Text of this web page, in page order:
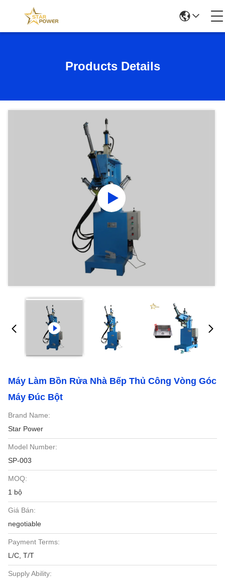
Products Details
Máy Làm Bồn Rửa Nhà Bếp Thủ Công Vòng Góc
Máy Đúc Bột
Brand Name:
Star Power
Model Number:
SP-003
MOQ:
1 bộ
Giá Bán:
negotiable
Payment Terms:
L/C, T/T
Supply Ability: